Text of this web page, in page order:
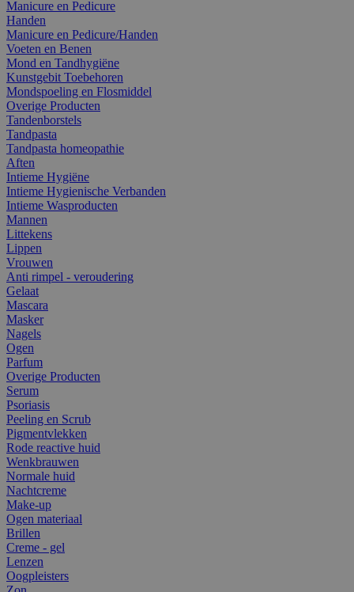
Manicure en Pedicure
Handen
Manicure en Pedicure/Handen
Voeten en Benen
Mond en Tandhygiëne
Kunstgebit Toebehoren
Mondspoeling en Flosmiddel
Overige Producten
Tandenborstels
Tandpasta
Tandpasta homeopathie
Aften
Intieme Hygiëne
Intieme Hygienische Verbanden
Intieme Wasproducten
Mannen
Littekens
Lippen
Vrouwen
Anti rimpel - veroudering
Gelaat
Mascara
Masker
Nagels
Ogen
Parfum
Overige Producten
Serum
Psoriasis
Peeling en Scrub
Pigmentvlekken
Rode reactive huid
Wenkbrauwen
Normale huid
Nachtcreme
Make-up
Ogen materiaal
Brillen
Creme - gel
Lenzen
Oogpleisters